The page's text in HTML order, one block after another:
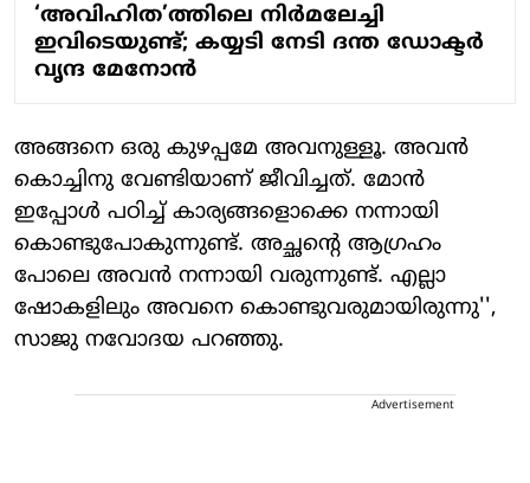
‘അവിഹിത’ത്തിലെ നിർമലേച്ചി
ഇവിടെയുണ്ട്; കയ്യടി നേടി ദന്ത ഡോക്ടർ
വൃന്ദ മേനോൻ
അങ്ങനെ ഒരു കുഴപ്പമേ അവനുള്ളൂ. അവന്‍
കൊച്ചിനു വേണ്ടിയാണ് ജീവിച്ചത്. മോന്‍
ഇപ്പോള്‍ പഠിച്ച് കാര്യങ്ങളൊക്കെ നന്നായി
കൊണ്ടുപോകുന്നുണ്ട്. അച്ഛന്റെ ആഗ്രഹം
പോലെ അവന്‍ നന്നായി വരുന്നുണ്ട്. എല്ലാ
ഷോകളിലും അവനെ കൊണ്ടുവരുമായിരുന്നു'',
സാജു നവോദയ പറഞ്ഞു.
Advertisement